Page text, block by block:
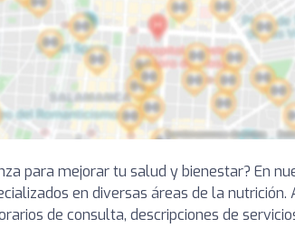
para mejorar tu salud y bienestar? En
en diversas áreas de la
de consulta, descripciones de